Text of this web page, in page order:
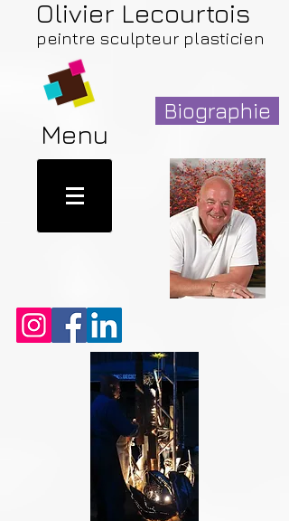
Olivier Lecourtois
peintre sculpteur plasticien
Menu
Biographie